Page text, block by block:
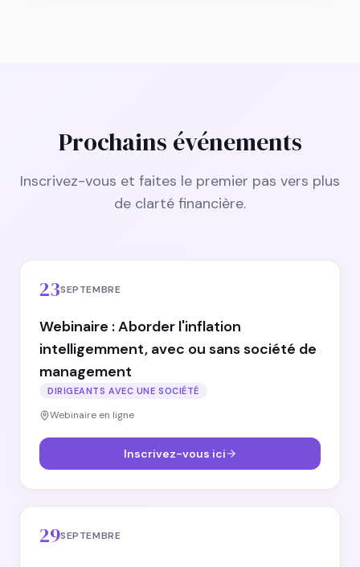
Prochains événements
Inscrivez-vous et faites le premier pas vers plus
de clarté financière.
23SEPTEMBRE
Webinaire : Aborder l'inflation
intelligemment, avec ou sans société de
management
DIRIGEANTS AVEC UNE SOCIÉTÉ
Webinaire en ligne
Inscrivez-vous ici
29SEPTEMBRE